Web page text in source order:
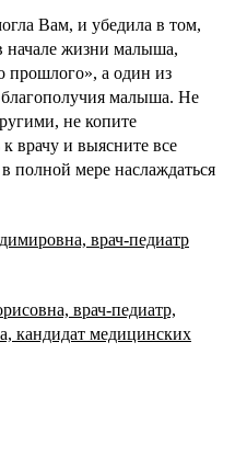
Вам, и убедила в том,
начале жизни малыша,
прошлого», а один из
малыша. Не
не копите
врачу и выясните все
полной мере наслаждаться
врач-педиатр
врач-педиатр,
кандидат медицинских